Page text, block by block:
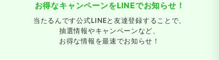
お得なキャンペーンをLINEでお知らせ！
当たるんです公式LINEと友達登録することで、
抽選情報やキャンペーンなど、
お得な情報を最速でお知らせ！